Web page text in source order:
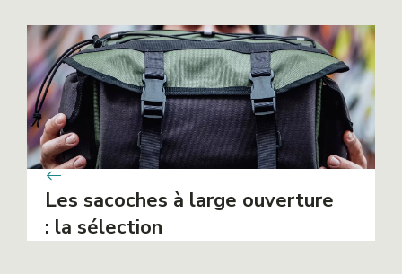
Les sacoches à large ouverture
: la sélection